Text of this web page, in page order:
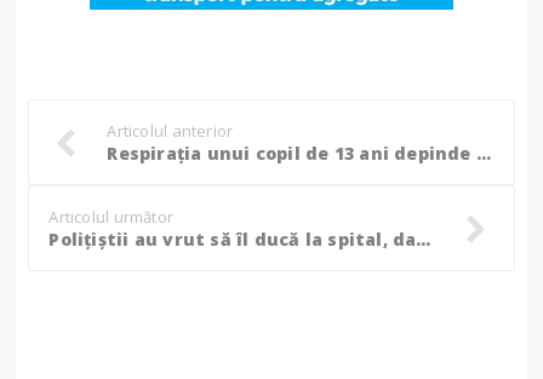
Articolul anterior
Respirația unui copil de 13 ani depinde de o intervenție chirurgicală care nu mai poate fi amânată!
Articolul următor
Polițiștii au vrut să îl ducă la spital, dar șoferul nu a fost de acord și s-a ales cu dosar penal!